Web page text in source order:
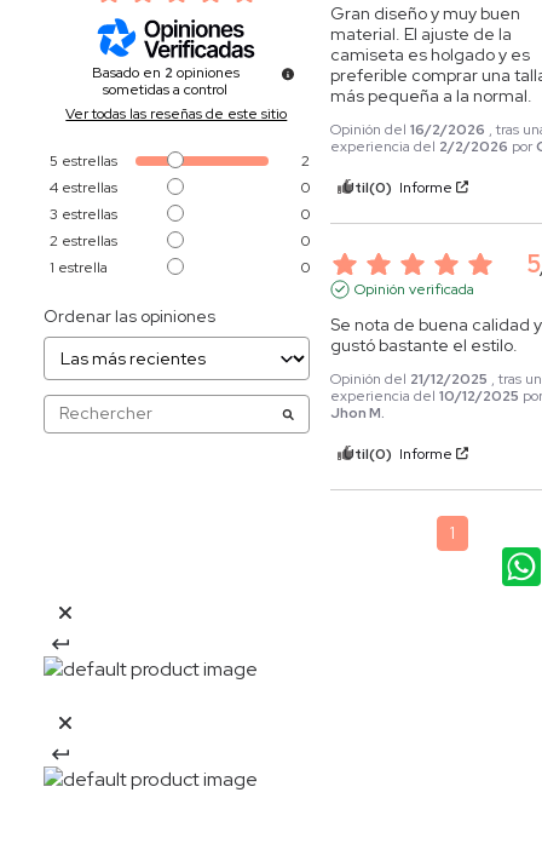
Basado en 2 opiniones
sometidas a control
Ver todas las reseñas de este sitio
5 estrellas
2
4 estrellas
0
3 estrellas
0
2 estrellas
0
1 estrella 0
Ordenar las opiniones
Gran diseño y muy buen
material. El ajuste de la
camiseta es holgado y es
preferible comprar una
más pequeña a la normal.
Opinión del16/2/2026 , tras
experiencia del 2/2/2026 por
Útil(0) Informe
5
Opinión verificada
Se nota de buena calidad
gustó bastante el estilo.
Opinión del 21/12/2025 , tras
experiencia del10/12/2025
Jhon M.
Útil(0) Informe
1